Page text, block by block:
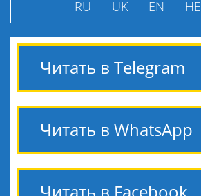
RU UK EN HE
Читать в Telegram
Читать в WhatsApp
Читать в Facebook